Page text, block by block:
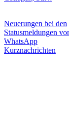
Neuerungen bei den
Statusmeldungen
WhatsApp
Kurznachrichten